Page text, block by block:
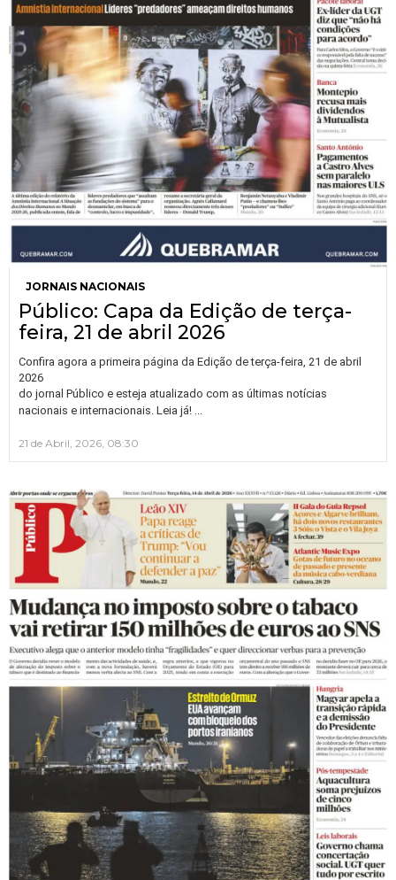
JORNAIS NACIONAIS
Público: Capa da Edição de terça-
feira, 21 de abril 2026
Confira agora a primeira página da Edição de terça-feira, 21 de abril
2026
do jornal Público e esteja atualizado com as últimas notícias
nacionais e internacionais. Leia já! …
21 de Abril, 2026, 08:30